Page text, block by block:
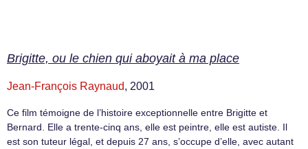
Brigitte, ou le chien qui aboyait à ma place
Jean-François Raynaud, 2001
Ce film témoigne de l’histoire exceptionnelle entre Brigitte et
Bernard. Elle a trente-cinq ans, elle est peintre, elle est autiste. Il
est son tuteur légal, et depuis 27 ans, s’occupe d’elle, avec autant